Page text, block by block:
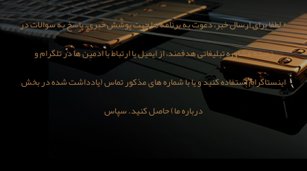
* لطفا برای ارسال خبر، دعوت به برنامه ها جهت پوشش خبری، پاسخ به سوالات در
زمینه مشاوره تبلیغاتی هدفمند، از ایمیل یا ارتباط با ادمین ها در تلگرام و
اینستاگرام استفاده کنید و یا با شماره های مذکور تماس (یادداشت شده در بخش
درباره ما) حاصل کنید. سپاس